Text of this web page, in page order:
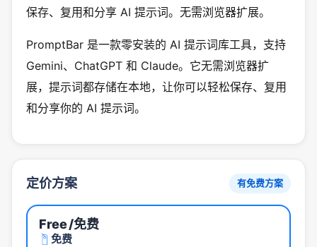
保存、复用和分享 AI 提示词。无需浏览器扩展。
PromptBar 是一款零安装的 AI 提示词库工具，支持
Gemini、ChatGPT 和 Claude。它无需浏览器扩
展，提示词都存储在本地，让你可以轻松保存、复用
和分享你的 AI 提示词。
定价方案 有免费方案
Free/免费
免费